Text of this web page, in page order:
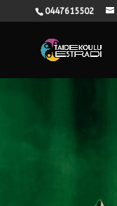
0447615502